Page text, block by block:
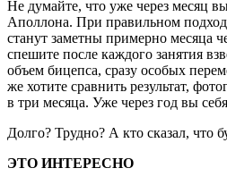
Не думайте, что уже через месяц
Аполлона. При правильном
станут заметны примерно месяца
спешите после каждого занятия
объем бицепса, сразу особых
же хотите сравнить результат,
в три месяца. Уже через год вы
Долго? Трудно? А кто сказал, что
ЭТО ИНТЕРЕСНО